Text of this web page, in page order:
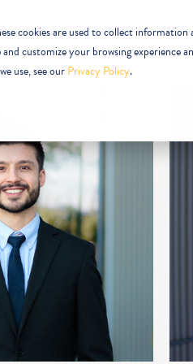
cookies are used to collect
customize your browsing experience
use, see ourPrivacy Policy.